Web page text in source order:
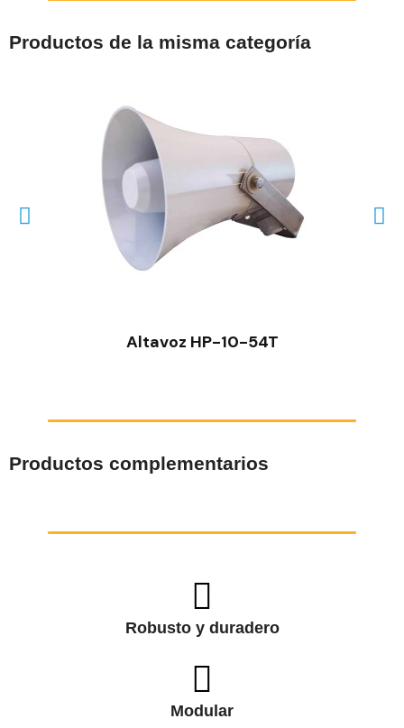
Productos de la misma categoría
Altavoz HP-10-54T
Productos complementarios
Robusto y duradero
Modular